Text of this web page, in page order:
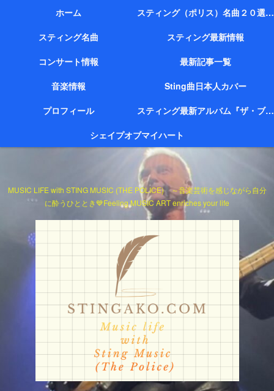
MUSIC LIFE with STING MUSIC (THE POLICE) ～音楽芸術を感じながら自分
に酔うひととき💙Feeling MUSIC ART enriches your life
ホーム
スティング（ポリス）名曲２０選（代表作）
スティング名曲
スティング最新情報
コンサート情報
最新記事一覧
音楽情報
Sting曲日本人カバー
プロフィール
スティング最新アルバム『ザ・ブリッジ』
シェイプオブマイハート